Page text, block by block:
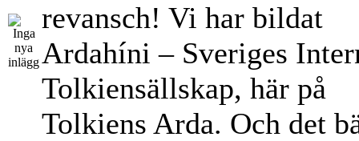
revansch! Vi har bildat
Ardahíni – Sveriges
Tolkiensällskap, här på
Tolkiens Arda. Och det